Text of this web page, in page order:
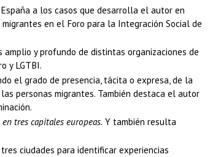
a los casos que desarrolla el autor en
en el Foro para la Integración Social de
y profundo de distintas organizaciones de
y LGTBI.
el grado de presencia, tácita o expresa, de la
personas migrantes. También destaca el autor
tres capitales europeas.Y también resulta
ciudades para identificar experiencias